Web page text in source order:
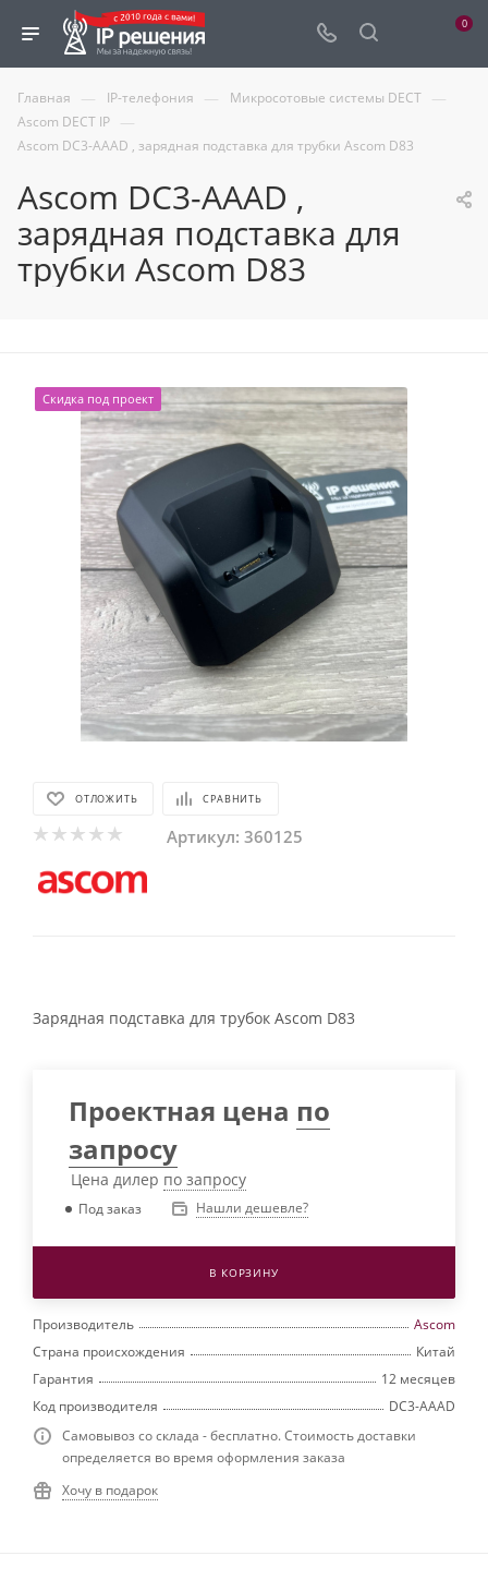
0
Главная — IP-телефония — Микросотовые системы DECT —
Ascom DECT IP —
Ascom DC3-AAAD , зарядная подставка для трубки Ascom D83
Ascom DC3-AAAD ,
зарядная подставка для
трубки Ascom D83
Скидка под проект
ОТЛОЖИТЬ СРАВНИТЬ
Артикул: 360125
Зарядная подставка для трубок Ascom D83
Проектная цена по
запросу
Цена дилер по запросу
Под заказ Нашли дешевле?
В КОРЗИНУ
Производитель
Ascom
Страна происхождения
Китай
Гарантия
12 месяцев
Код производителя
DC3-AAAD
Самовывоз со склада - бесплатно. Стоимость доставки
определяется во время оформления заказа
Хочу в подарок